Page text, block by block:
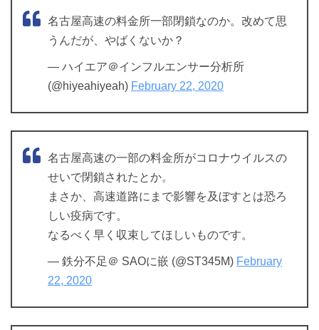
名古屋高速の料金所一部閉鎖なのか。改めて思
うんだが、やばくないか？
— ハイエア＠インフルエンサー分析所
(@hiyeahiyeah) February 22, 2020
名古屋高速の一部の料金所がコロナウイルスの
せいで閉鎖されたとか。
まさか、高速道路にまで影響を及ぼすとは恐ろ
しい疫病です。
なるべく早く収束してほしいものです。
— 鉄分不足＠ SAOに嵌 (@ST345M) February
22, 2020